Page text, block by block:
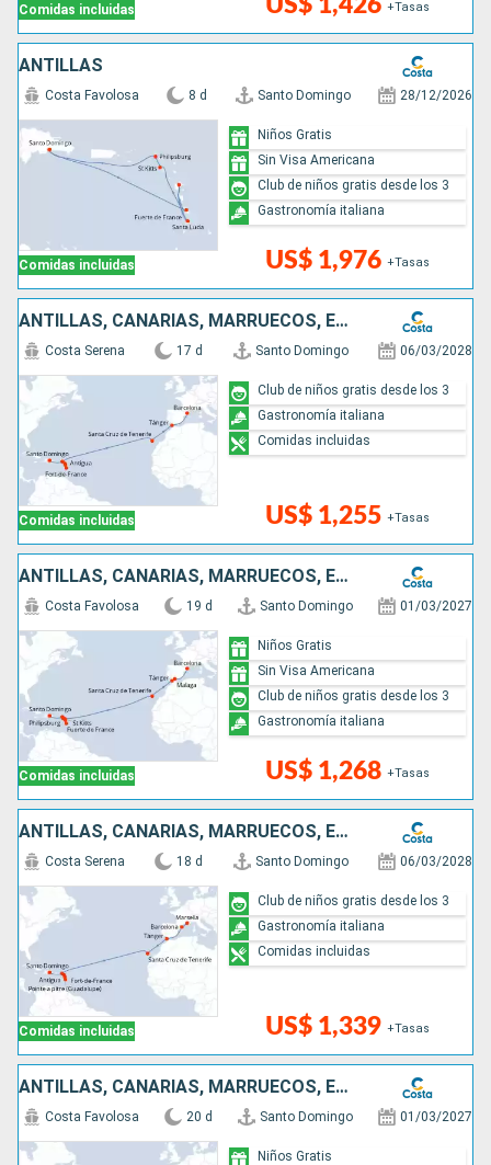
Comidas incluidas +Tasas
ANTILLAS
Comidas incluidas
Costa Favolosa 8 d Santo Domingo 28/12/2026
US$ 1,976 +Tasas
Niños Gratis
Sin Visa Americana
Club de niños gratis desde los 3
Gastronomía italiana
ANTILLAS, CANARIAS, MARRUECOS, ESPAÑA
Comidas incluidas
Costa Serena 17 d Santo Domingo 06/03/2028
US$ 1,255 +Tasas
Club de niños gratis desde los 3
Gastronomía italiana
Comidas incluidas
ANTILLAS, CANARIAS, MARRUECOS, ESPAÑA
Comidas incluidas
Costa Favolosa 19 d Santo Domingo 01/03/2027
US$ 1,268 +Tasas
Niños Gratis
Sin Visa Americana
Club de niños gratis desde los 3
Gastronomía italiana
ANTILLAS, CANARIAS, MARRUECOS, ESPAÑA, FRANCIA
Comidas incluidas
Costa Serena 18 d Santo Domingo 06/03/2028
US$ 1,339 +Tasas
Club de niños gratis desde los 3
Gastronomía italiana
Comidas incluidas
ANTILLAS, CANARIAS, MARRUECOS, ESPAÑA, FRANCIA
Costa Favolosa 20 d Santo Domingo 01/03/2027
Niños Gratis